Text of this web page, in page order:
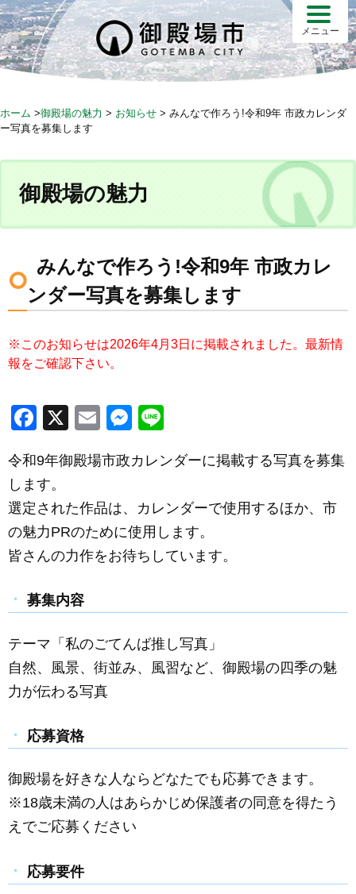
S
k
i
p
n
メニュー
ホーム >御殿場の魅力 > お知らせ > みんなで作ろう!令和9年 市政カレンダ
ー写真を募集します
御殿場の魅力
みんなで作ろう!令和9年 市政カレ
ンダー写真を募集します
※このお知らせは2026年4月3日に掲載されました。最新情
報をご確認下さい。
F
c
e
b
o
o
k
X
E
ail
M
ss
n
g
er
e
令和9年御殿場市政カレンダーに掲載する写真を募集
します。
選定された作品は、カレンダーで使用するほか、市
の魅力PRのために使用します。
皆さんの力作をお待ちしています。
募集内容
テーマ「私のごてんば推し写真」
自然、風景、街並み、風習など、御殿場の四季の魅
力が伝わる写真
応募資格
御殿場を好きな人ならどなたでも応募できます。
※18歳未満の人はあらかじめ保護者の同意を得たう
えでご応募ください
応募要件